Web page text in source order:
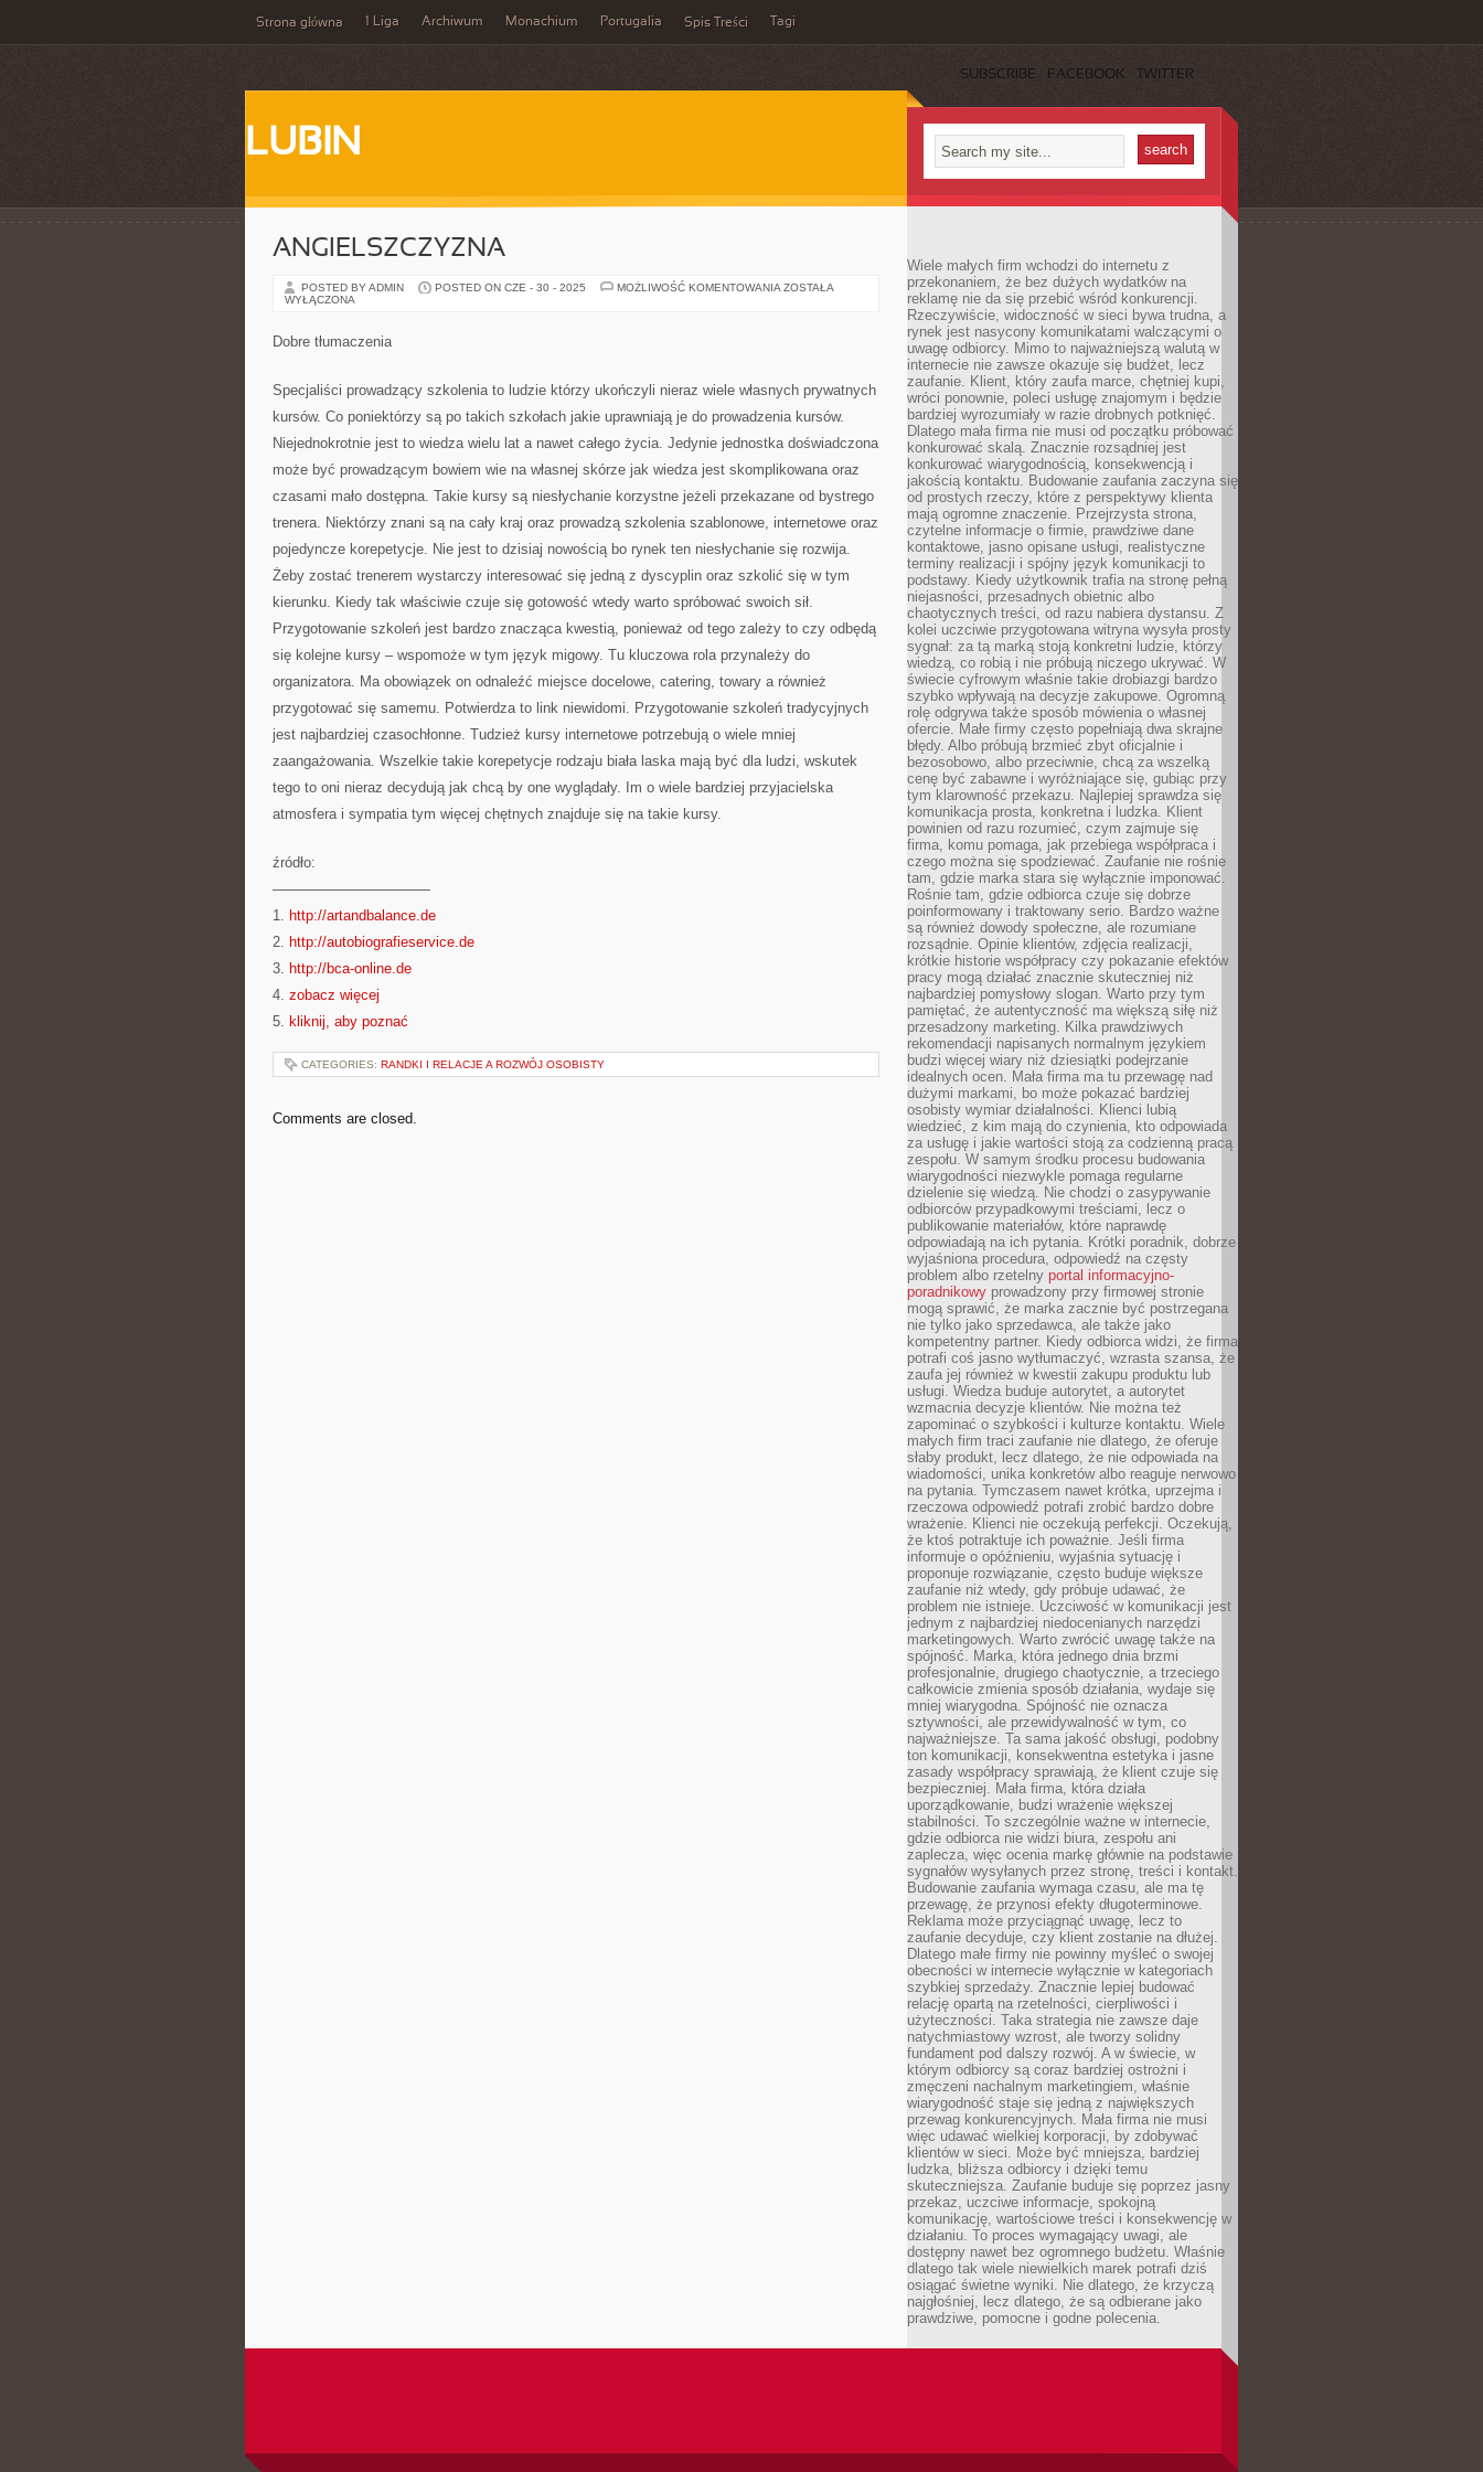
Strona główna 1 Liga Archiwum Monachium Portugalia Spis Treści Tagi
SUBSCRIBE FACEBOOK TWITTER
LUBIN
ANGIELSZCZYZNA
POSTED BY ADMIN POSTED ON CZE - 30 - 2025 MOŻLIWOŚĆ KOMENTOWANIA ANGIELSZCZYZNA
ZOSTAŁA
WYŁĄCZONA
Dobre tłumaczenia
Specjaliści prowadzący szkolenia to ludzie którzy ukończyli nieraz wiele własnych prywatnych
kursów. Co poniektórzy są po takich szkołach jakie uprawniają je do prowadzenia kursów.
Niejednokrotnie jest to wiedza wielu lat a nawet całego życia. Jedynie jednostka doświadczona
może być prowadzącym bowiem wie na własnej skórze jak wiedza jest skomplikowana oraz
czasami mało dostępna. Takie kursy są niesłychanie korzystne jeżeli przekazane od bystrego
trenera. Niektórzy znani są na cały kraj oraz prowadzą szkolenia szablonowe, internetowe oraz
pojedyncze korepetycje. Nie jest to dzisiaj nowością bo rynek ten niesłychanie się rozwija.
Żeby zostać trenerem wystarczy interesować się jedną z dyscyplin oraz szkolić się w tym
kierunku. Kiedy tak właściwie czuje się gotowość wtedy warto spróbować swoich sił.
Przygotowanie szkoleń jest bardzo znacząca kwestią, ponieważ od tego zależy to czy odbędą
się kolejne kursy – wspomoże w tym język migowy. Tu kluczowa rola przynależy do
organizatora. Ma obowiązek on odnaleźć miejsce docelowe, catering, towary a również
przygotować się samemu. Potwierdza to link niewidomi. Przygotowanie szkoleń tradycyjnych
jest najbardziej czasochłonne. Tudzież kursy internetowe potrzebują o wiele mniej
zaangażowania. Wszelkie takie korepetycje rodzaju biała laska mają być dla ludzi, wskutek
tego to oni nieraz decydują jak chcą by one wyglądały. Im o wiele bardziej przyjacielska
atmosfera i sympatia tym więcej chętnych znajduje się na takie kursy.
źródło:
———————————
1. http://artandbalance.de
2. http://autobiografieservice.de
3. http://bca-online.de
4. zobacz więcej
5. kliknij, aby poznać
CATEGORIES: RANDKI I RELACJE A ROZWÓJ OSOBISTY
Comments are closed.
Wiele małych firm wchodzi do internetu z
przekonaniem, że bez dużych wydatków na
reklamę nie da się przebić wśród konkurencji.
Rzeczywiście, widoczność w sieci bywa trudna, a
rynek jest nasycony komunikatami walczącymi o
uwagę odbiorcy. Mimo to najważniejszą walutą w
internecie nie zawsze okazuje się budżet, lecz
zaufanie. Klient, który zaufa marce, chętniej kupi,
wróci ponownie, poleci usługę znajomym i będzie
bardziej wyrozumiały w razie drobnych potknięć.
Dlatego mała firma nie musi od początku próbować
konkurować skalą. Znacznie rozsądniej jest
konkurować wiarygodnością, konsekwencją i
jakością kontaktu. Budowanie zaufania zaczyna się
od prostych rzeczy, które z perspektywy klienta
mają ogromne znaczenie. Przejrzysta strona,
czytelne informacje o firmie, prawdziwe dane
kontaktowe, jasno opisane usługi, realistyczne
terminy realizacji i spójny język komunikacji to
podstawy. Kiedy użytkownik trafia na stronę pełną
niejasności, przesadnych obietnic albo
chaotycznych treści, od razu nabiera dystansu. Z
kolei uczciwie przygotowana witryna wysyła prosty
sygnał: za tą marką stoją konkretni ludzie, którzy
wiedzą, co robią i nie próbują niczego ukrywać. W
świecie cyfrowym właśnie takie drobiazgi bardzo
szybko wpływają na decyzje zakupowe. Ogromną
rolę odgrywa także sposób mówienia o własnej
ofercie. Małe firmy często popełniają dwa skrajne
błędy. Albo próbują brzmieć zbyt oficjalnie i
bezosobowo, albo przeciwnie, chcą za wszelką
cenę być zabawne i wyróżniające się, gubiąc przy
tym klarowność przekazu. Najlepiej sprawdza się
komunikacja prosta, konkretna i ludzka. Klient
powinien od razu rozumieć, czym zajmuje się
firma, komu pomaga, jak przebiega współpraca i
czego można się spodziewać. Zaufanie nie rośnie
tam, gdzie marka stara się wyłącznie imponować.
Rośnie tam, gdzie odbiorca czuje się dobrze
poinformowany i traktowany serio. Bardzo ważne
są również dowody społeczne, ale rozumiane
rozsądnie. Opinie klientów, zdjęcia realizacji,
krótkie historie współpracy czy pokazanie efektów
pracy mogą działać znacznie skuteczniej niż
najbardziej pomysłowy slogan. Warto przy tym
pamiętać, że autentyczność ma większą siłę niż
przesadzony marketing. Kilka prawdziwych
rekomendacji napisanych normalnym językiem
budzi więcej wiary niż dziesiątki podejrzanie
idealnych ocen. Mała firma ma tu przewagę nad
dużymi markami, bo może pokazać bardziej
osobisty wymiar działalności. Klienci lubią
wiedzieć, z kim mają do czynienia, kto odpowiada
za usługę i jakie wartości stoją za codzienną pracą
zespołu. W samym środku procesu budowania
wiarygodności niezwykle pomaga regularne
dzielenie się wiedzą. Nie chodzi o zasypywanie
odbiorców przypadkowymi treściami, lecz o
publikowanie materiałów, które naprawdę
odpowiadają na ich pytania. Krótki poradnik, dobrze
wyjaśniona procedura, odpowiedź na częsty
problem albo rzetelny portal informacyjno-
poradnikowy prowadzony przy firmowej stronie
mogą sprawić, że marka zacznie być postrzegana
nie tylko jako sprzedawca, ale także jako
kompetentny partner. Kiedy odbiorca widzi, że firma
potrafi coś jasno wytłumaczyć, wzrasta szansa, że
zaufa jej również w kwestii zakupu produktu lub
usługi. Wiedza buduje autorytet, a autorytet
wzmacnia decyzje klientów. Nie można też
zapominać o szybkości i kulturze kontaktu. Wiele
małych firm traci zaufanie nie dlatego, że oferuje
słaby produkt, lecz dlatego, że nie odpowiada na
wiadomości, unika konkretów albo reaguje nerwowo
na pytania. Tymczasem nawet krótka, uprzejma i
rzeczowa odpowiedź potrafi zrobić bardzo dobre
wrażenie. Klienci nie oczekują perfekcji. Oczekują,
że ktoś potraktuje ich poważnie. Jeśli firma
informuje o opóźnieniu, wyjaśnia sytuację i
proponuje rozwiązanie, często buduje większe
zaufanie niż wtedy, gdy próbuje udawać, że
problem nie istnieje. Uczciwość w komunikacji jest
jednym z najbardziej niedocenianych narzędzi
marketingowych. Warto zwrócić uwagę także na
spójność. Marka, która jednego dnia brzmi
profesjonalnie, drugiego chaotycznie, a trzeciego
całkowicie zmienia sposób działania, wydaje się
mniej wiarygodna. Spójność nie oznacza
sztywności, ale przewidywalność w tym, co
najważniejsze. Ta sama jakość obsługi, podobny
ton komunikacji, konsekwentna estetyka i jasne
zasady współpracy sprawiają, że klient czuje się
bezpieczniej. Mała firma, która działa
uporządkowanie, budzi wrażenie większej
stabilności. To szczególnie ważne w internecie,
gdzie odbiorca nie widzi biura, zespołu ani
zaplecza, więc ocenia markę głównie na podstawie
sygnałów wysyłanych przez stronę, treści i kontakt.
Budowanie zaufania wymaga czasu, ale ma tę
przewagę, że przynosi efekty długoterminowe.
Reklama może przyciągnąć uwagę, lecz to
zaufanie decyduje, czy klient zostanie na dłużej.
Dlatego małe firmy nie powinny myśleć o swojej
obecności w internecie wyłącznie w kategoriach
szybkiej sprzedaży. Znacznie lepiej budować
relację opartą na rzetelności, cierpliwości i
użyteczności. Taka strategia nie zawsze daje
natychmiastowy wzrost, ale tworzy solidny
fundament pod dalszy rozwój. A w świecie, w
którym odbiorcy są coraz bardziej ostrożni i
zmęczeni nachalnym marketingiem, właśnie
wiarygodność staje się jedną z największych
przewag konkurencyjnych. Mała firma nie musi
więc udawać wielkiej korporacji, by zdobywać
klientów w sieci. Może być mniejsza, bardziej
ludzka, bliższa odbiorcy i dzięki temu
skuteczniejsza. Zaufanie buduje się poprzez jasny
przekaz, uczciwe informacje, spokojną
komunikację, wartościowe treści i konsekwencję w
działaniu. To proces wymagający uwagi, ale
dostępny nawet bez ogromnego budżetu. Właśnie
dlatego tak wiele niewielkich marek potrafi dziś
osiągać świetne wyniki. Nie dlatego, że krzyczą
najgłośniej, lecz dlatego, że są odbierane jako
prawdziwe, pomocne i godne polecenia.